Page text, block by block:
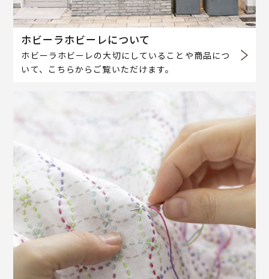
ホビーラホビーレについて
ホビーラホビーレの大切にしていることや商品につ
いて、こちらからご覧いただけます。